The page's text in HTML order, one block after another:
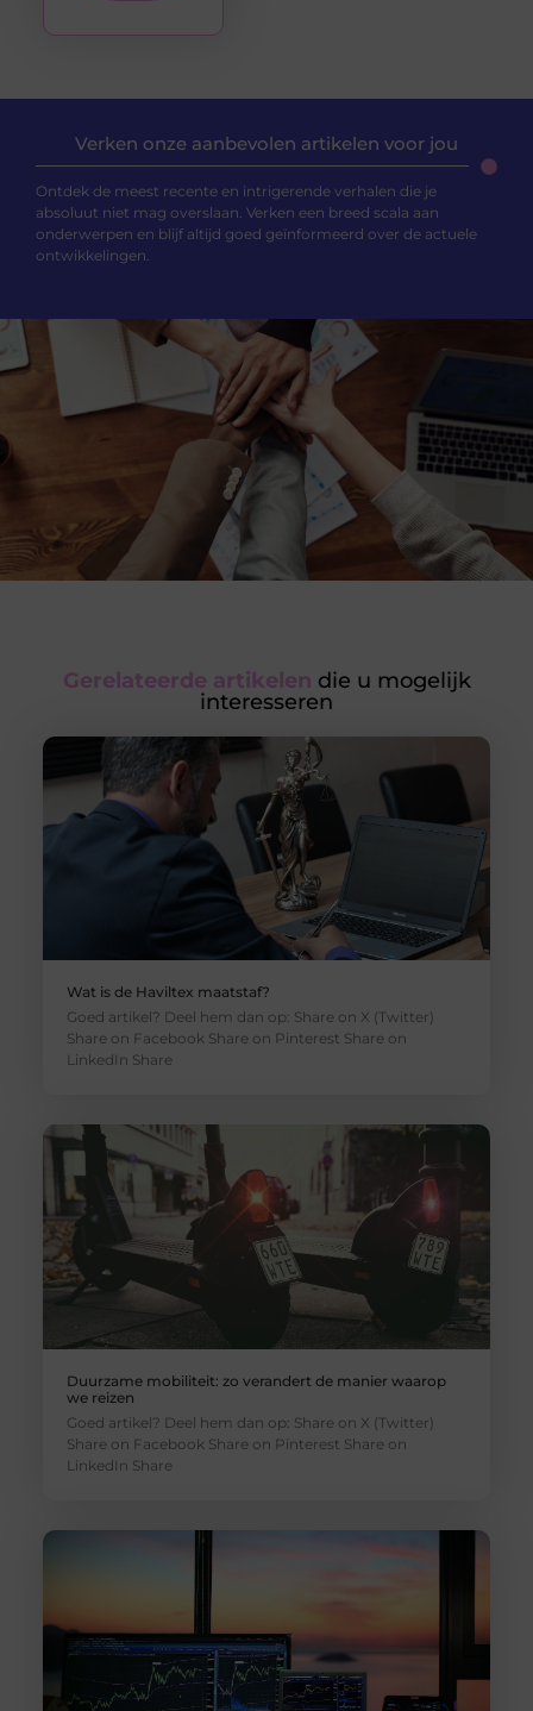
Verken onze aanbevolen artikelen voor jou
Ontdek de meest recente en intrigerende verhalen die je
absoluut niet mag overslaan. Verken een breed scala aan
onderwerpen en blijf altijd goed geïnformeerd over de actuele
ontwikkelingen.
Gerelateerde artikelen die u mogelijk
interesseren
Wat is de Haviltex maatstaf?
Goed artikel? Deel hem dan op: Share on X (Twitter)
Share on Facebook Share on Pinterest Share on
LinkedIn Share
Duurzame mobiliteit: zo verandert de manier waarop
we reizen
Goed artikel? Deel hem dan op: Share on X (Twitter)
Share on Facebook Share on Pinterest Share on
LinkedIn Share